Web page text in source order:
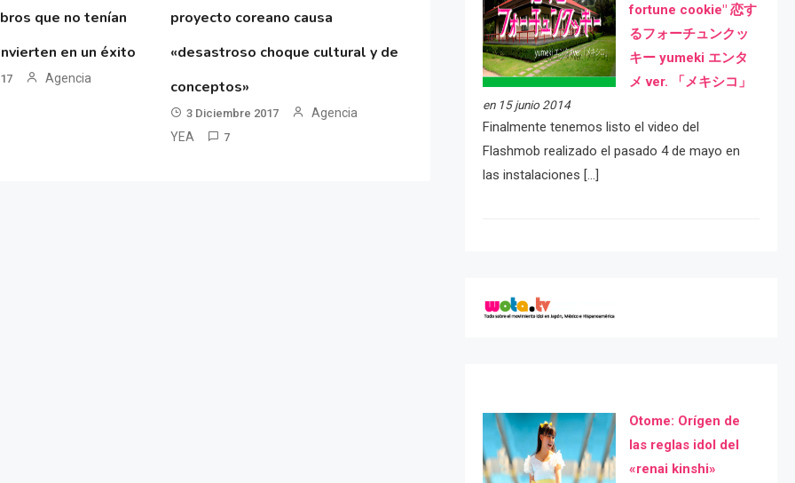
que no tenían
en un éxito
Agencia
proyecto coreano causa
«desastroso choque cultural y de
conceptos»
3 Diciembre 2017
Agencia
YEA
7
fortune cookie" 恋す
るフォーチュンクッ
キー yumeki エンタ
メ ver. 「メキシコ」
en 15 junio 2014
Finalmente tenemos listo el video del
Flashmob realizado el pasado 4 de mayo en
las instalaciones […]
Otome: Orígen de
las reglas idol del
«renai kinshi»